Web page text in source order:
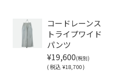
コードレーンス
トライプワイド
パンツ
¥19,600(税別)
(税込¥18,700 )